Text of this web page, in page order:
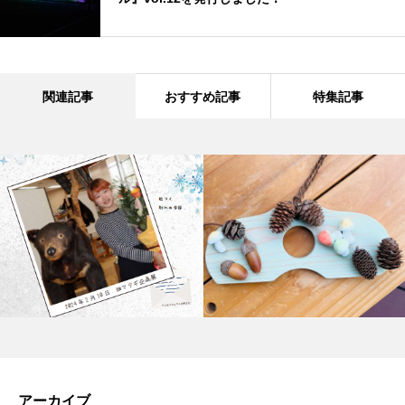
関連記事 おすすめ記事 特集記事
アーカイブ